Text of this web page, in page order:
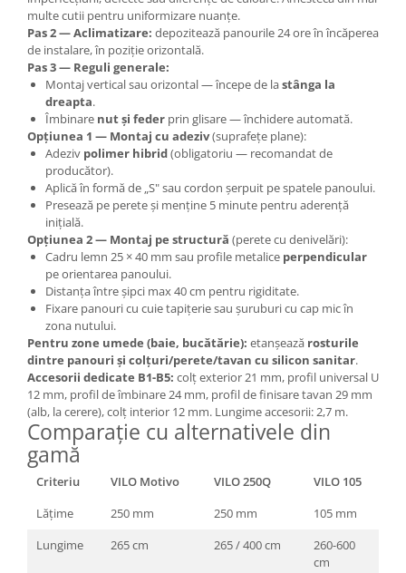
multe cutii pentru uniformizare nuanțe.
Pas 2 — Aclimatizare: depozitează panourile 24 ore în încăperea
de instalare, în poziție orizontală.
Pas 3 — Reguli generale:
Montaj vertical sau orizontal — începe de lastânga la
dreapta.
Îmbinare nut și feder prin glisare — închidere automată.
Opțiunea 1 — Montaj cu adeziv(suprafețe plane):
Adeziv polimer hibrid(obligatoriu — recomandat de
producător).
Aplică în formă de „S" sau cordon șerpuit pe spatele panoului.
Presează pe perete și menține 5 minute pentru aderență
inițială.
Opțiunea 2 — Montaj pe structură (perete cu denivelări):
Cadru lemn 25 × 40 mm sau profile metalice perpendicular
pe orientarea panoului.
Distanța între șipci max 40 cm pentru rigiditate.
Fixare panouri cu cuie tapițerie sau șuruburi cu cap mic în
zona nutului.
Pentru zone umede (baie, bucătărie): etanșează rosturile
dintre panouri și colțuri/perete/tavan cu silicon sanitar.
Accesorii dedicate B1-B5: colț exterior 21 mm, profil universal U
12 mm, profil de îmbinare 24 mm, profil de finisare tavan 29 mm
(alb, la cerere), colț interior 12 mm. Lungime accesorii: 2,7 m.
Comparație cu alternativele din
gamă
Criteriu VILO Motivo VILO 250Q
VILO 105
Lățime
250 mm 250 mm
105 mm
Lungime
265 cm 265 / 400 cm
260-600
cm